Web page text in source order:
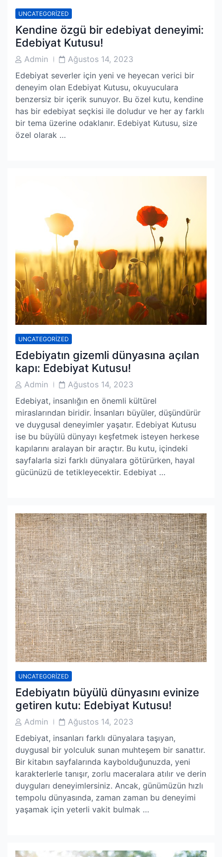
UNCATEGORIZED
Kendine özgü bir edebiyat deneyimi:
Edebiyat Kutusu!
PostAdmin
PostAğustos 14, 2023
Edebiyat severler için yeni ve heyecan verici bir
deneyim olan Edebiyat Kutusu, okuyuculara
benzersiz bir içerik sunuyor. Bu özel kutu, kendine
has bir edebiyat seçkisi ile doludur ve her ay farklı
bir tema üzerine odaklanır. Edebiyat Kutusu, size
özel olarak …
UNCATEGORIZED
Edebiyatın gizemli dünyasına açılan
kapı: Edebiyat Kutusu!
PostAdmin
PostAğustos 14, 2023
Edebiyat, insanlığın en önemli kültürel
miraslarından biridir. İnsanları büyüler, düşündürür
ve duygusal deneyimler yaşatır. Edebiyat Kutusu
ise bu büyülü dünyayı keşfetmek isteyen herkese
kapılarını aralayan bir araçtır. Bu kutu, içindeki
sayfalarla sizi farklı dünyalara götürürken, hayal
gücünüzü de tetikleyecektir. Edebiyat …
UNCATEGORIZED
Edebiyatın büyülü dünyasını evinize
getiren kutu: Edebiyat Kutusu!
PostAdmin
PostAğustos 14, 2023
Edebiyat, insanları farklı dünyalara taşıyan,
duygusal bir yolculuk sunan muhteşem bir sanattır.
Bir kitabın sayfalarında kaybolduğunuzda, yeni
karakterlerle tanışır, zorlu maceralara atılır ve derin
duyguları deneyimlersiniz. Ancak, günümüzün hızlı
tempolu dünyasında, zaman zaman bu deneyimi
yaşamak için yeterli vakit bulmak …